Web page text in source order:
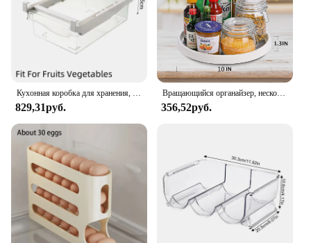
829,31руб.
Вращающийся органайзер, нескользящая вращающаяся стойка для шкафа, лоток для хранения кладовой, кухонный холодильник, ванная комната, туалетный столик для макияжа, столешница
356,52руб.